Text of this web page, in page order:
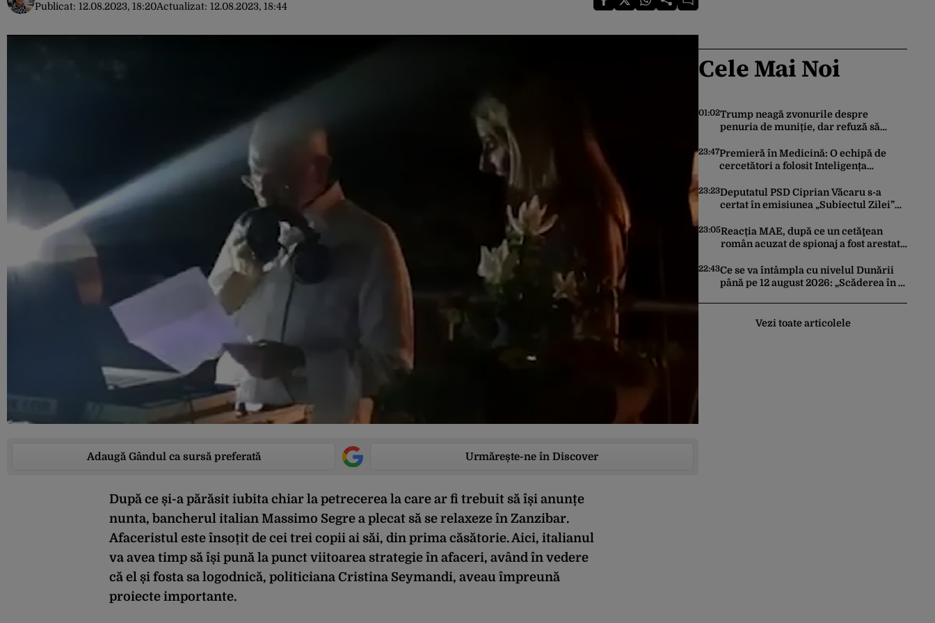
Publicat: 12.08.2023, 18:20Actualizat: 12.08.2023, 18:44
Adaugă Gândul ca sursă preferată Urmărește-ne în Discover
După ce și-a părăsit iubita chiar la petrecerea la care ar fi trebuit să își anunțe
nunta, bancherul italian Massimo Segre a plecat să se relaxeze în Zanzibar.
Afaceristul este însoțit de cei trei copii ai săi, din prima căsătorie. Aici, italianul
va avea timp să își pună la punct viitoarea strategie în afaceri, având în vedere
că el și fosta sa logodnică, politiciana Cristina Seymandi, aveau împreună
proiecte importante.
Cele Mai Noi
01:02Trump neagă zvonurile despre
penuria de muniție, dar refuză să
nevoie de rachete”
23:47Premieră în Medicină: O echipă de
cercetători a folosit Inteligența
virusuri sintetice la tratarea de E.coli
23:23Deputatul PSD Ciprian Văcaru s-a
certat în emisiunea „Subiectul Zilei”
deficitul fiind motivul scandalului
23:05Reacția MAE, după ce un cetăţean
român acuzat de spionaj a fost arestat
ucrainean ca să asasineze un
producător de drone
22:43Ce se va întâmpla cu nivelul Dunării
până pe 12 august 2026: „Scăderea în 7
Vezi toate articolele